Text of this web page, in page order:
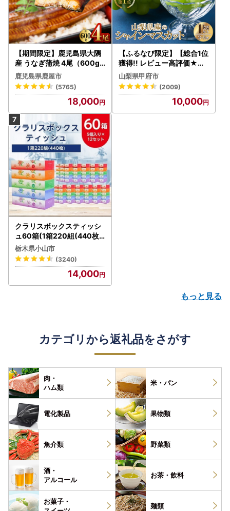
【期間限定】鹿児島県大隅
産 うなぎ蒲焼 4尾（600g
） KN007-004-04-cp18
うなぎ 鰻 魚 惣菜 総菜
鹿児島県鹿屋市
(5765)
18,000
【ふるなび限定】【総合1位
獲得!! レビュー高評価★】
〈2026年度配送分〉山梨
県産 シャインマスカット 2
～3房（1.0kg以上）シャイ
ン フルーツ FN-Limited-S
P
山梨県甲府市
(2009)
10,000
クラリスボックスティッシ
ュ60箱(1箱220組(440枚))
(5個入り×12セット)【配送
不可地域：離島・沖縄県】
【1256759】
栃木県小山市
(3240)
14,000
もっと見る
カテゴリから返礼品をさがす
肉・
ハム類
米・パン
電化製品 果物類
魚介類 野菜類
酒・
アルコール
お茶・ 飲料
お菓子・
麺類